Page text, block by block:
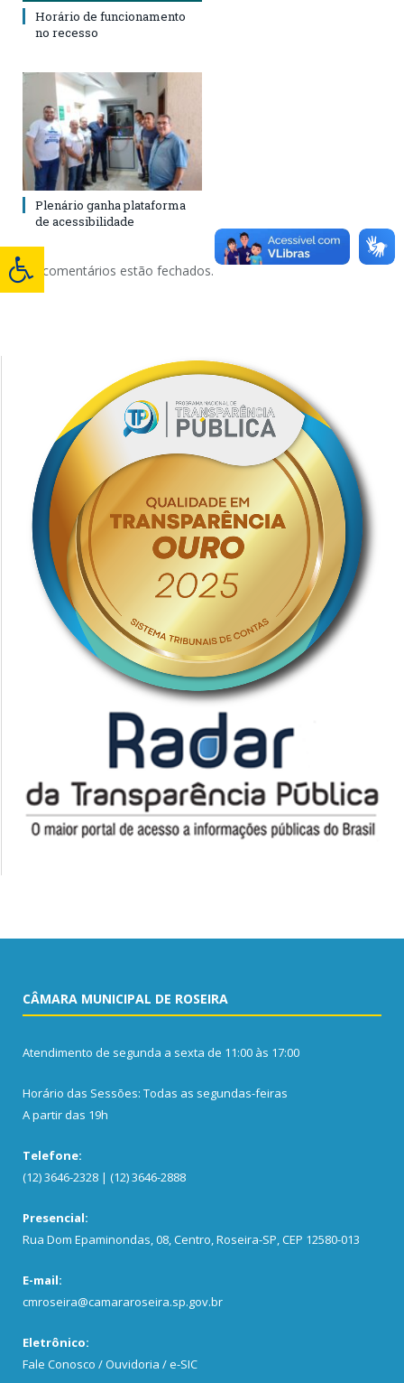
Horário de funcionamento
no recesso
Plenário ganha plataforma
de acessibilidade
Os comentários estão fechados.
CÂMARA MUNICIPAL DE ROSEIRA
Atendimento de segunda a sexta de 11:00 às 17:00
Horário das Sessões: Todas as segundas-feiras
A partir das 19h
Telefone:
(12) 3646-2328 | (12) 3646-2888
Presencial:
Rua Dom Epaminondas, 08, Centro, Roseira-SP, CEP 12580-013
E-mail:
cmroseira@camararoseira.sp.gov.br
Eletrônico:
Fale Conosco / Ouvidoria / e-SIC